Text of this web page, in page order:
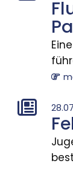
zur
Renten aus